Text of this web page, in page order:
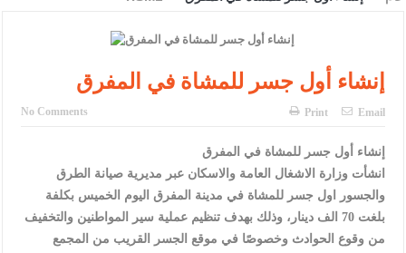
بيان اجتماع عمّان:دعم الوصاية الهاشمية التاريخية على المقدسات
الإسلامية والمسيحية
الأمن يتلف 16 مليون حبة كبتاجون و1480 كغم مواد مخدرة
القاضي يلتقي رؤساء تحرير الصحف اليومية ويؤكد حرص مجلس النواب
على شراكة فاعلة مع الإعلام
دعوة المكلفين بخدمة العلم (الدفعة الثالثة) إلى مراجعة منصة خدمة
إنشاء أول جسر للمشاة في المفرق
No Comments Print Email
إنشاء أول جسر للمشاة في المفرق
انشأت وزارة الاشغال العامة والاسكان عبر مديرية صيانة الطرق
والجسور اول جسر للمشاة في مدينة المفرق اليوم الخميس بكلفة
بلغت 70 الف دينار، وذلك بهدف تنظيم عملية سير المواطنين والتخفيف
من وقوع الحوادث وخصوصًا في موقع الجسر القريب من المجمع